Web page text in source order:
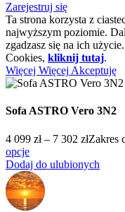
Zarejestruj się
Ta strona korzysta z
najwyższym poziomie.
zgadzasz się na ich
Cookies, kliknij tutaj.
Więcej Więcej Akceptuję
Sofa ASTRO Vero 3N2
4 099 zł – 7 302 złZakres
opcje
Dodaj do ulubionych